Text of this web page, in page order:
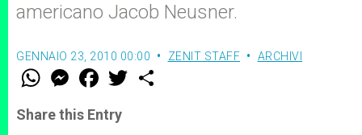
americano Jacob Neusner.
GENNAIO 23, 2010 00:00 ZENIT STAFF ARCHIVI
W
t
s
M
e
s
e
F
a
e
b
w
Share this Entry